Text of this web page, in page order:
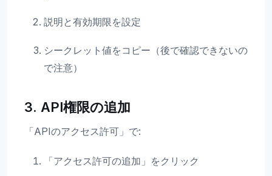
説明と有効期限を設定
シークレット値をコピー（後で確認できないの
で注意）
3. API権限の追加
「APIのアクセス許可」で:
「アクセス許可の追加」をクリック